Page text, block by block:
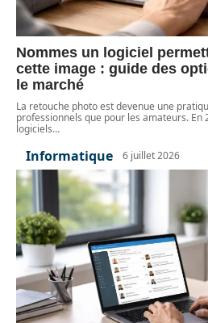
Nommes un logiciel
cette image : guide des
le marché
La retouche photo est devenue une
professionnels que pour les amateurs. En
logiciels…
Informatique 6 juillet 2026